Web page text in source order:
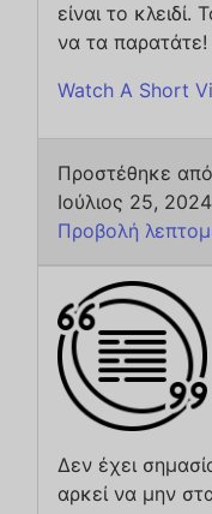
είναι το
να τα παρατάτε!
Watch A Short
Προστέθηκε
Ιούλιος 25, 2024
Προβολή
Δεν έχει
αρκεί να μην